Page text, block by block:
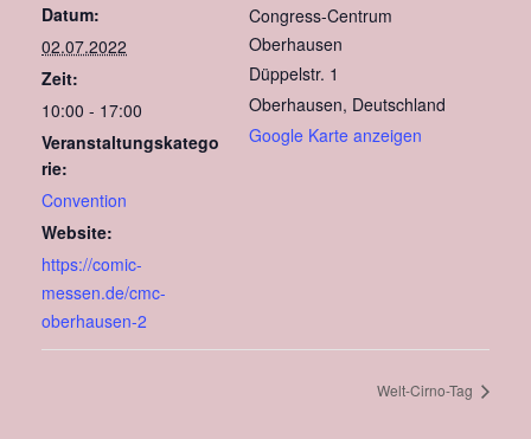
Datum:
02.07.2022
Zeit:
10:00 - 17:00
Veranstaltungskatego
rie:
Convention
Website:
https://comic-
messen.de/cmc-
oberhausen-2
Congress-Centrum
Oberhausen
Düppelstr. 1
Oberhausen, Deutschland
Google Karte anzeigen
Welt-Cirno-Tag